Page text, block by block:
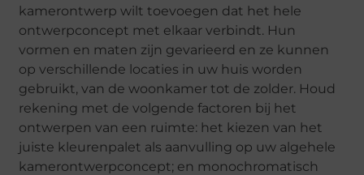
kamerontwerp wilt toevoegen dat het hele
ontwerpconcept met elkaar verbindt. Hun
vormen en maten zijn gevarieerd en ze kunnen
op verschillende locaties in uw huis worden
gebruikt, van de woonkamer tot de zolder. Houd
rekening met de volgende factoren bij het
ontwerpen van een ruimte: het kiezen van het
juiste kleurenpalet als aanvulling op uw algehele
kamerontwerpconcept; en monochromatisch